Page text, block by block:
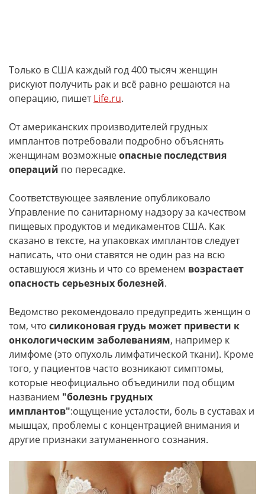
Только в США каждый год 400 тысяч женщин
рискуют получить рак и всё равно решаются на
операцию, пишетLife.ru.
От американских производителей грудных
имплантов потребовали подробно объяснять
женщинам возможныеопасные последствия
операций по пересадке.
Соответствующее заявление опубликовало
Управление по санитарному надзору за качеством
пищевых продуктов и медикаментов США. Как
сказано в тексте, на упаковках имплантов следует
написать, что они ставятся не один раз на всю
оставшуюся жизнь и что со временем возрастает
опасность серьезных болезней.
Ведомство рекомендовало предупредить женщин о
том, что силиконовая грудь может привести к
онкологическим заболеваниям, например к
лимфоме (это опухоль лимфатической ткани). Кроме
того, у пациентов часто возникают симптомы,
которые неофициально объединили под общим
названием "болезнь грудных
имплантов":ощущение усталости, боль в суставах и
мышцах, проблемы с концентрацией внимания и
другие признаки затуманенного сознания.